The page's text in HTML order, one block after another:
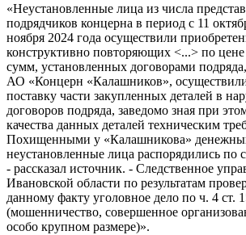
«Неустановленные лица из числа
подрядчиков концерна в период с 11
ноября 2024 года осуществили
конструктивно повторяющих <...> по
сумм, установленных договорами
АО «Концерн «Калашников»,
поставку части закупленных деталей в
договоров подряда, заведомо зная при
качества данных деталей техническим
Похищенными у «Калашникова»
неустановленные лица распорядились по
- рассказал источник. - Следственное
Ивановской области по результатам
данному факту уголовное дело по ч. 4
(мошенничество, совершенное
особо крупном размере)».